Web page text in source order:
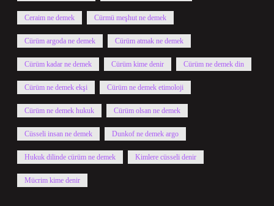
Ceraim ne demek Cürmü meşhut ne demek
Cürüm argoda ne demek Cürüm atmak ne demek
Cürüm kadar ne demek Cürüm kime denir Cürüm ne demek din
Cürüm ne demek ekşi Cürüm ne demek etimoloji
Cürüm ne demek hukuk Cürüm olsan ne demek
Cüsseli insan ne demek Dunkof ne demek argo
Hukuk dilinde cürüm ne demek Kimlere cüsseli denir
Mücrim kime denir